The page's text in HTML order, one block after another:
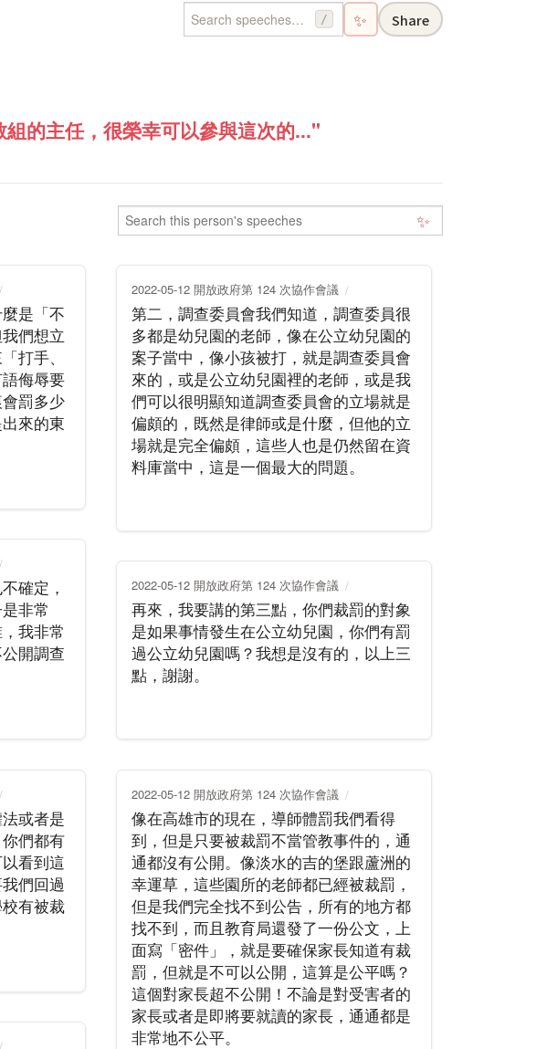
/ ✨ Share
的主任，很榮幸可以參與這次的..."
✨
是「不
們想立
打手、
侮辱要
罰多少
來的東
2022-05-12 開放政府第 124 次協作會議
第二，調查委員會我們知道，調查委員很
多都是幼兒園的老師，像在公立幼兒園的
案子當中，像小孩被打，就是調查委員會
來的，或是公立幼兒園裡的老師，或是我
們可以很明顯知道調查委員會的立場就是
偏頗的，既然是律師或是什麼，但他的立
場就是完全偏頗，這些人也是仍然留在資
料庫當中，這是一個最大的問題。
確定，
非常
我非常
開調查
2022-05-12 開放政府第 124 次協作會議
再來，我要講的第三點，你們裁罰的對象
是如果事情發生在公立幼兒園，你們有罰
過公立幼兒園嗎？我想是沒有的，以上三
點，謝謝。
或者是
們都有
看到這
們回過
有被裁
2022-05-12 開放政府第 124 次協作會議
像在高雄市的現在，導師體罰我們看得
到，但是只要被裁罰不當管教事件的，通
通都沒有公開。像淡水的吉的堡跟蘆洲的
幸運草，這些園所的老師都已經被裁罰，
但是我們完全找不到公告，所有的地方都
找不到，而且教育局還發了一份公文，上
面寫「密件」，就是要確保家長知道有裁
罰，但就是不可以公開，這算是公平嗎？
這個對家長超不公開！不論是對受害者的
家長或者是即將要就讀的家長，通通都是
非常地不公平。